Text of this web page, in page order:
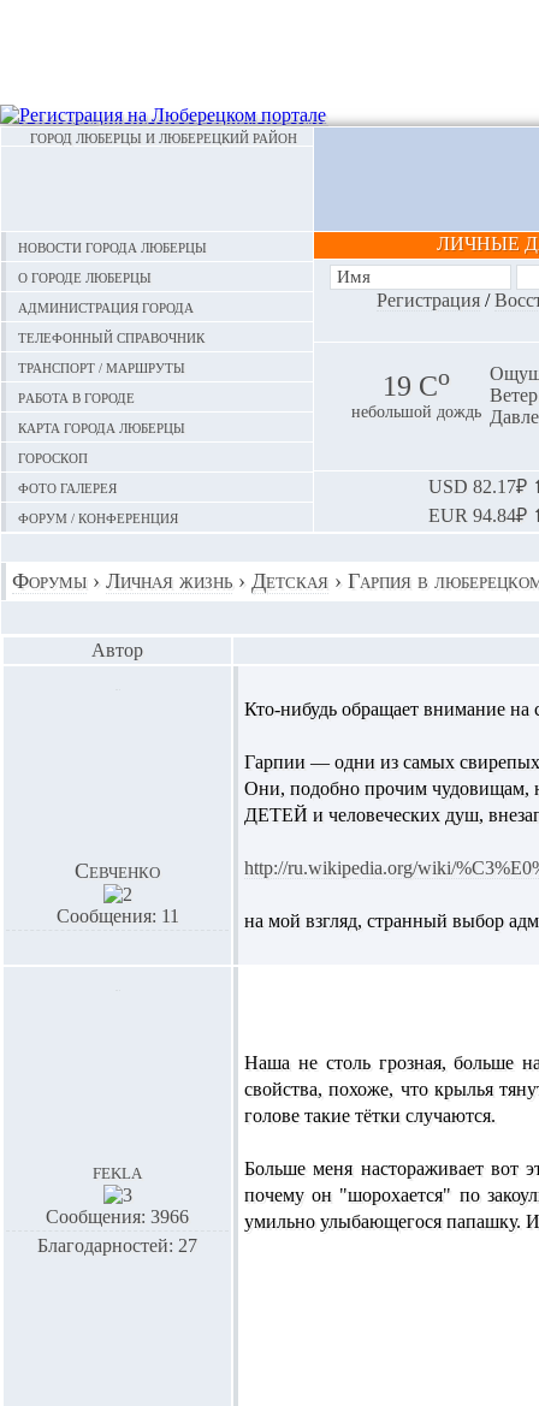
ГОРОД ЛЮБЕРЦЫ И ЛЮБЕРЕЦКИЙ РАЙОН
Новости города Люберцы
О городе Люберцы
Администрация города
Телефонный справочник
Транспорт / маршруты
Работа в городе
Карта города Люберцы
Гороскоп
Фото галерея
Форум / конференция
ЛИЧНЫЕ
Регистрация/
19 Сo
небольшой дождь
USD 82.17₽
EUR 94.84₽
Форумы › Личная жизнь › Детская › Гарпия в
Автор
Севченко
Сообщения: 11
Кто-нибудь обращает внимание на
Гарпии — одни из самых
Они, подобно прочим чудовищам,
ДЕТЕЙ и человеческих душ,
http://ru.wikipedia.org/wiki/
на мой взгляд, странный выбор
fekla
Сообщения: 3966
Благодарностей: 27
Наша не столь грозная, больше
свойства, похоже, что крылья
голове такие тётки случаются.
Больше меня настораживает вот
почему он "шорохается" по
умильно улыбающегося папашку.